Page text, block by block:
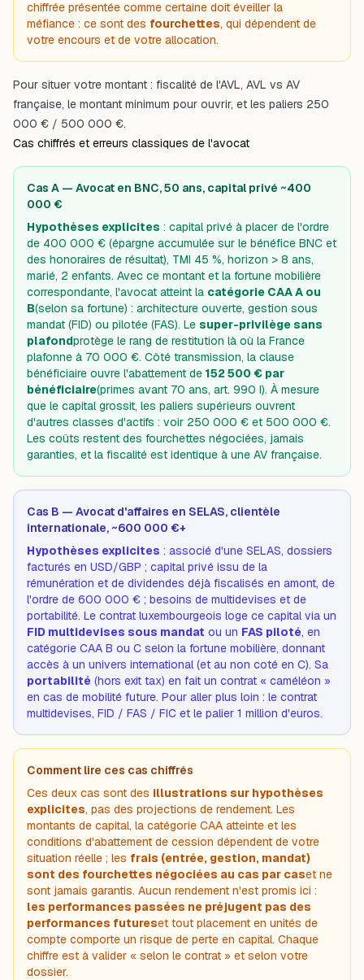
chiffrée présentée comme certaine doit éveiller la
méfiance : ce sont des fourchettes, qui dépendent de
votre encours et de votre allocation.
Pour situer votre montant : fiscalité de l'AVL, AVL vs AV
française, le montant minimum pour ouvrir, et les paliers 250
000 € / 500 000 €.
Cas chiffrés et erreurs classiques de l'avocat
Cas A — Avocat en BNC, 50 ans, capital privé ~400
000 €
Hypothèses explicites : capital privé à placer de l'ordre
de 400 000 € (épargne accumulée sur le bénéfice BNC et
des honoraires de résultat), TMI 45 %, horizon > 8 ans,
marié, 2 enfants. Avec ce montant et la fortune mobilière
correspondante, l'avocat atteint la catégorie CAA A ou
B(selon sa fortune) : architecture ouverte, gestion sous
mandat (FID) ou pilotée (FAS). Le super-privilège sans
plafondprotège le rang de restitution là où la France
plafonne à 70 000 €. Côté transmission, la clause
bénéficiaire ouvre l'abattement de 152 500 € par
bénéficiaire(primes avant 70 ans, art. 990 I). À mesure
que le capital grossit, les paliers supérieurs ouvrent
d'autres classes d'actifs : voir 250 000 € et 500 000 €.
Les coûts restent des fourchettes négociées, jamais
garanties, et la fiscalité est identique à une AV française.
Cas B — Avocat d'affaires en SELAS, clientèle
internationale, ~600 000 €+
Hypothèses explicites : associé d'une SELAS, dossiers
facturés en USD/GBP ; capital privé issu de la
rémunération et de dividendes déjà fiscalisés en amont, de
l'ordre de 600 000 € ; besoins de multidevises et de
portabilité. Le contrat luxembourgeois loge ce capital via un
FID multidevises sous mandat ou un FAS piloté, en
catégorie CAA B ou C selon la fortune mobilière, donnant
accès à un univers international (et au non coté en C). Sa
portabilité (hors exit tax) en fait un contrat « caméléon »
en cas de mobilité future. Pour aller plus loin : le contrat
multidevises, FID / FAS / FIC et le palier 1 million d'euros.
Comment lire ces cas chiffrés
Ces deux cas sont des illustrations sur hypothèses
explicites, pas des projections de rendement. Les
montants de capital, la catégorie CAA atteinte et les
conditions d'abattement de cession dépendent de votre
situation réelle ; les frais (entrée, gestion, mandat)
sont des fourchettes négociées au cas par caset ne
sont jamais garantis. Aucun rendement n'est promis ici :
les performances passées ne préjugent pas des
performances futureset tout placement en unités de
compte comporte un risque de perte en capital. Chaque
chiffre est à valider « selon le contrat » et selon votre
dossier.